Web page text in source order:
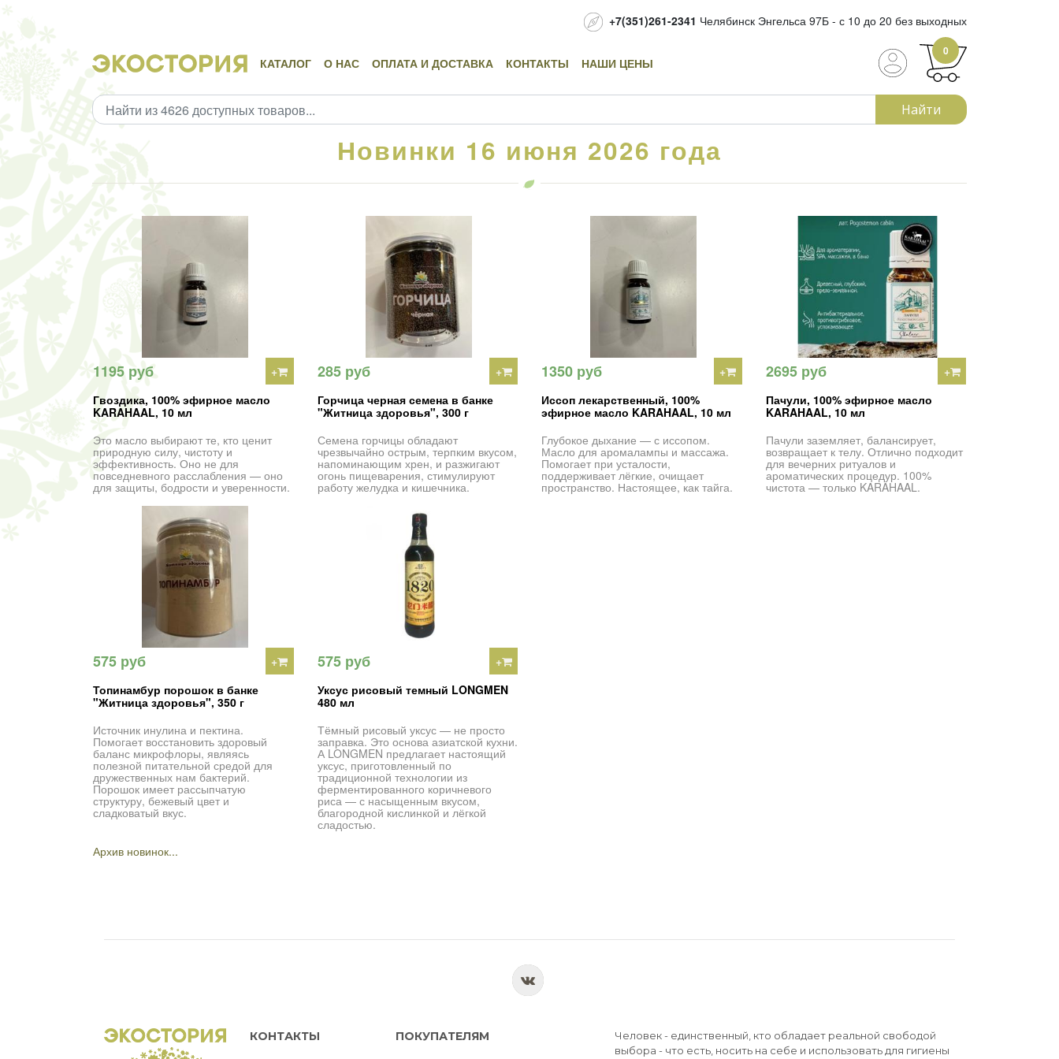
+7(351)261-2341 Челябинск Энгельса 97Б - с 10 до 20 без выходных
КАТАЛОГ О НАС ОПЛАТА И ДОСТАВКА КОНТАКТЫ НАШИ ЦЕНЫ
0
Найти
Новинки 16 июня 2026 года
1195 руб
+
Гвоздика, 100% эфирное масло
KARAHAAL, 10 мл
Это масло выбирают те, кто ценит
природную силу, чистоту и
эффективность. Оно не для
повседневного расслабления — оно
для защиты, бодрости и уверенности.
285 руб
+
Горчица черная семена в банке
"Житница здоровья", 300 г
Семена горчицы обладают
чрезвычайно острым, терпким вкусом,
напоминающим хрен, и разжигают
огонь пищеварения, стимулируют
работу желудка и кишечника.
1350 руб
+
Иссоп лекарственный, 100%
эфирное масло KARAHAAL, 10 мл
Глубокое дыхание — с иссопом.
Масло для аромалампы и массажа.
Помогает при усталости,
поддерживает лёгкие, очищает
пространство. Настоящее, как тайга.
2695 руб
+
Пачули, 100% эфирное масло
KARAHAAL, 10 мл
Пачули заземляет, балансирует,
возвращает к телу. Отлично подходит
для вечерних ритуалов и
ароматических процедур. 100%
чистота — только KARAHAAL.
575 руб
+
Топинамбур порошок в банке
"Житница здоровья", 350 г
Источник инулина и пектина.
Помогает восстановить здоровый
баланс микрофлоры, являясь
полезной питательной средой для
дружественных нам бактерий.
Порошок имеет рассыпчатую
структуру, бежевый цвет и
сладковатый вкус.
575 руб
+
Уксус рисовый темный LONGMEN
480 мл
Тёмный рисовый уксус — не просто
заправка. Это основа азиатской кухни.
А LONGMEN предлагает настоящий
уксус, приготовленный по
традиционной технологии из
ферментированного коричневого
риса — с насыщенным вкусом,
благородной кислинкой и лёгкой
сладостью.
Архив новинок...
КОНТАКТЫ ПОКУПАТЕЛЯМ
Человек - единственный, кто обладает реальной свободой
выбора - что есть, носить на себе и использовать для гигиены